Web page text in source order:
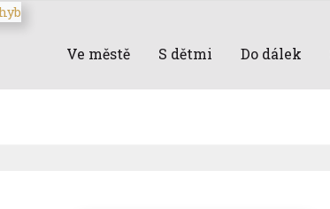
Ve městě S dětmi Do dálek